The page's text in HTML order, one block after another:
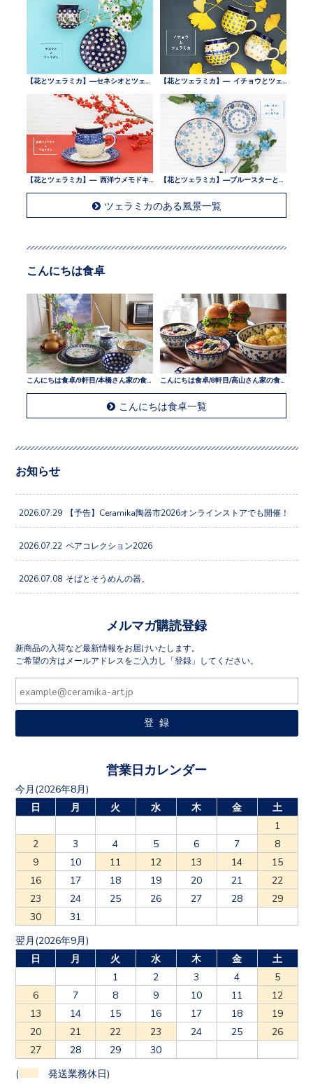
ツェラミカのある風景一覧
こんにちは食卓
こんにちは食卓/9軒目/本橋さん家の食卓
こんにちは食卓一覧
お知らせ
2026.07.29 【予告】Ceramika陶器市2026オンラインストアでも開催！
2026.07.22 ペアコレクション2026
2026.07.08 そばとそうめんの器。
メルマガ購読登録
新商品の入荷など最新情報をお届けいたします。
ご希望の方はメールアドレスをご入力し「登録」してください。
営業日カレンダー
今月(2026年8月)
日
月 火 水 木 金
土
1
2
3 4 5 6 7
8
9
10 11 12 13 14
15
16
17 18 19 20 21
22
23
24 25 26 27 28
29
30
31
翌月(2026年9月)
日
月 火 水 木 金
土
1
2 3 4
5
6
7 8 9 10 11
12
13
14 15 16 17 18
19
20
21 22 23 24 25
26
27
28 29 30
( 発送業務休日)